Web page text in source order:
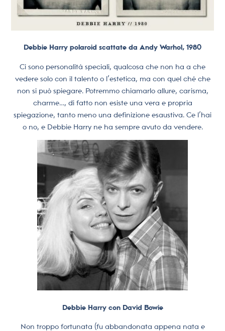
Debbie Harry polaroid scattate da Andy Warhol, 1980
Ci sono personalità speciali, qualcosa che non ha a che
vedere solo con il talento o l’estetica, ma con quel ché che
non si può spiegare. Potremmo chiamarlo allure, carisma,
charme…, di fatto non esiste una vera e propria
spiegazione, tanto meno una definizione esaustiva. Ce l’hai
o no, e Debbie Harry ne ha sempre avuto da vendere.
Debbie Harry con David Bowie
Non troppo fortunata (fu abbandonata appena nata e